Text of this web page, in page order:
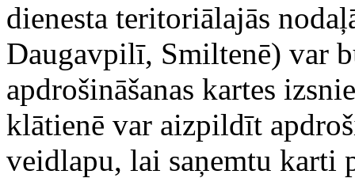
dienesta teritoriālajās
Daugavpilī, Smiltenē) var
apdrošināšanas kartes
klātienē var aizpildīt
veidlapu, lai saņemtu karti